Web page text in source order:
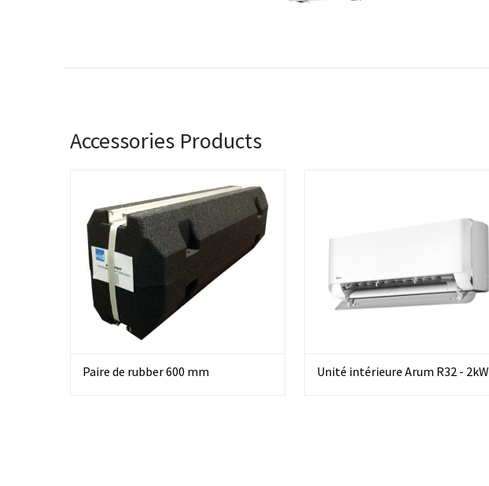
Accessories Products
Paire de rubber 600 mm Unité intérieure Arum R32 - 2kW